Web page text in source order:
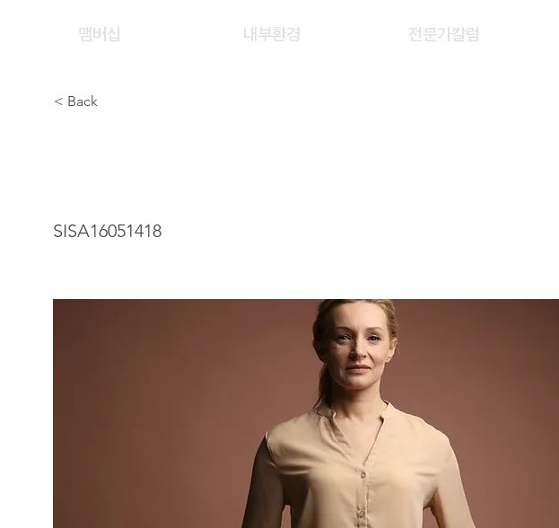
맴버십 내부환경 전문가칼럼
< Back
SISA16051418